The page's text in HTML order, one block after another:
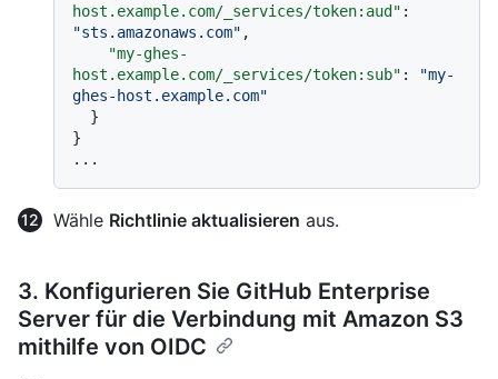
host.example.com/_services/token:aud" :
"sts.amazonaws.com" ,
"my-ghes-
host.example.com/_services/token:sub" :
"my-
ghes-host.example.com"
}
}
Wähle Richtlinie aktualisieren aus.
3. Konfigurieren Sie GitHub Enterprise
Server für die Verbindung mit Amazon S3
mithilfe von OIDC